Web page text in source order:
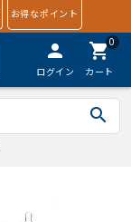
お得なポイント
person
ログイン
0
shopping_cart
カート
search